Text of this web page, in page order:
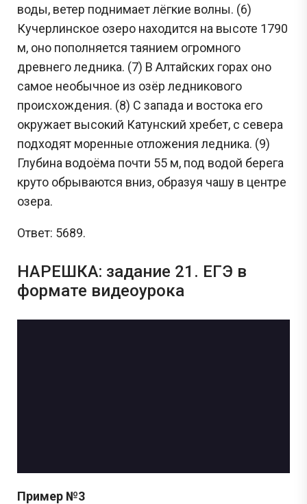
воды, ветер поднимает лёгкие волны. (6)
Кучерлинское озеро находится на высоте 1790
м, оно пополняется таянием огромного
древнего ледника. (7) В Алтайских горах оно
самое необычное из озёр ледникового
происхождения. (8) С запада и востока его
окружает высокий Катунский хребет, с севера
подходят моренные отложения ледника. (9)
Глубина водоёма почти 55 м, под водой берега
круто обрываются вниз, образуя чашу в центре
озера.
Ответ: 5689.
НАРЕШКА: задание 21. ЕГЭ в
формате видеоурока
Пример №3